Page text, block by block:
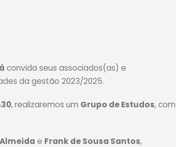
convida seus associados(as) e
da gestão 2023/2025.
, realizaremos um Grupo de Estudos, com
e Frank de Sousa Santos,